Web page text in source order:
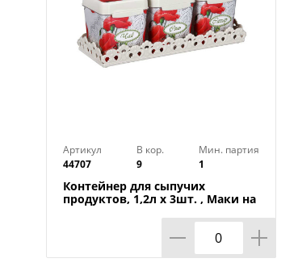
Артикул
44707
В кор.
9
Мин. партия
1
Контейнер для сыпучих
продуктов, 1,2л х 3шт. , Маки на